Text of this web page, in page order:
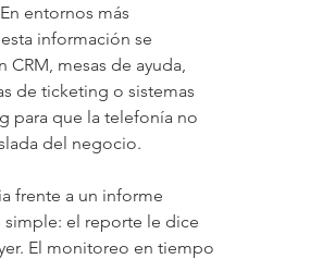
entornos más
información se
CRM, mesas de ayuda,
de ticketing o sistemas
para que la telefonía no
del negocio.
frente a un informe
simple: el reporte le dice
El monitoreo en tiempo